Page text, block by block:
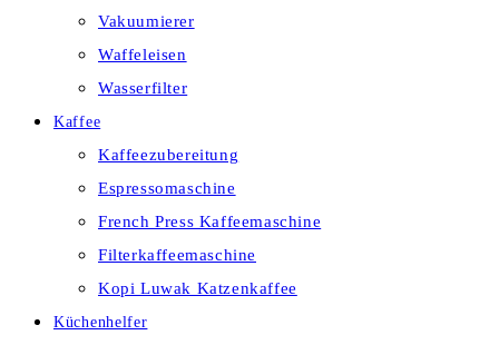
Vakuumierer
Waffeleisen
Wasserfilter
Kaffee
Kaffeezubereitung
Espressomaschine
French Press Kaffeemaschine
Filterkaffeemaschine
Kopi Luwak Katzenkaffee
Küchenhelfer